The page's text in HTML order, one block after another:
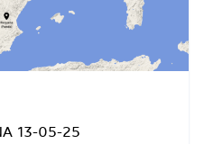
13-05-25